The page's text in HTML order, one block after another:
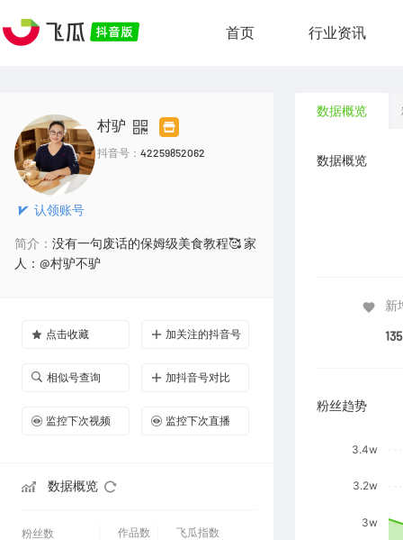
首页 行业资讯
认领账号
村驴
抖音号： 42259852062
简介： 没有一句废话的保姆级美食教程🥰 家
人：@村驴不驴
点击收藏 加关注的抖音号
相似号查询 加抖音号对比
监控下次视频 监控下次直播
数据概览
粉丝数 作品数 飞瓜指数
数据概览
数据概览
新
粉丝趋势